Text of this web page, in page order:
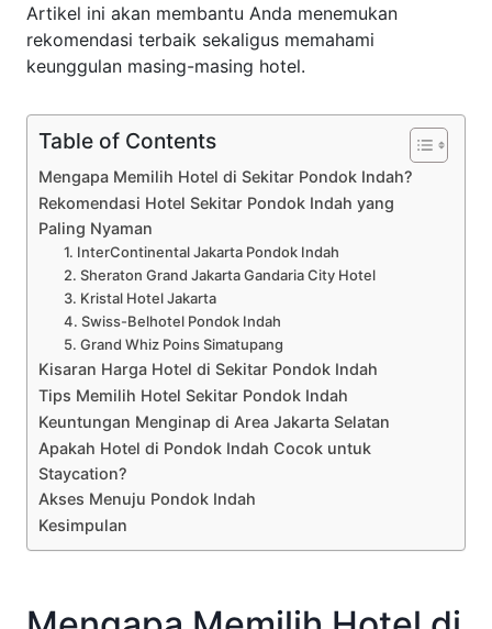
Artikel ini akan membantu Anda menemukan
rekomendasi terbaik sekaligus memahami
keunggulan masing-masing hotel.
Table of Contents
Mengapa Memilih Hotel di Sekitar Pondok Indah?
Rekomendasi Hotel Sekitar Pondok Indah yang
Paling Nyaman
1. InterContinental Jakarta Pondok Indah
2. Sheraton Grand Jakarta Gandaria City Hotel
3. Kristal Hotel Jakarta
4. Swiss-Belhotel Pondok Indah
5. Grand Whiz Poins Simatupang
Kisaran Harga Hotel di Sekitar Pondok Indah
Tips Memilih Hotel Sekitar Pondok Indah
Keuntungan Menginap di Area Jakarta Selatan
Apakah Hotel di Pondok Indah Cocok untuk
Staycation?
Akses Menuju Pondok Indah
Kesimpulan